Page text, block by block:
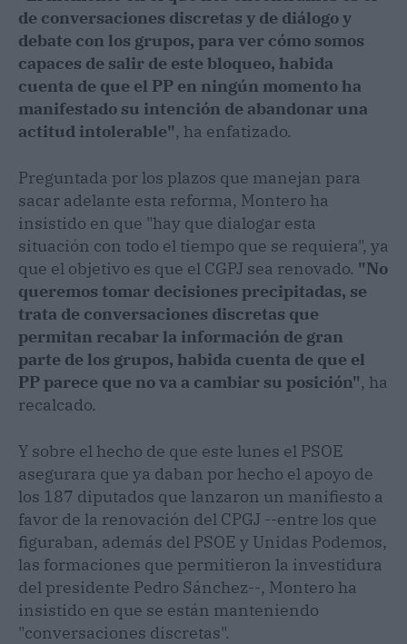
de conversaciones discretas y de diálogo y
debate con los grupos, para ver cómo somos
capaces de salir de este bloqueo, habida
cuenta de que el PP en ningún momento ha
manifestado su intención de abandonar una
actitud intolerable", ha enfatizado.
Preguntada por los plazos que manejan para
sacar adelante esta reforma, Montero ha
insistido en que "hay que dialogar esta
situación con todo el tiempo que se requiera", ya
que el objetivo es que el CGPJ sea renovado. "No
queremos tomar decisiones precipitadas, se
trata de conversaciones discretas que
permitan recabar la información de gran
parte de los grupos, habida cuenta de que el
PP parece que no va a cambiar su posición", ha
recalcado.
Y sobre el hecho de que este lunes el PSOE
asegurara que ya daban por hecho el apoyo de
los 187 diputados que lanzaron un manifiesto a
favor de la renovación del CPGJ --entre los que
figuraban, además del PSOE y Unidas Podemos,
las formaciones que permitieron la investidura
del presidente Pedro Sánchez--, Montero ha
insistido en que se están manteniendo
"conversaciones discretas".